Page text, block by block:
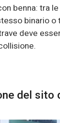
benna: tra
binario o
deve
del sito